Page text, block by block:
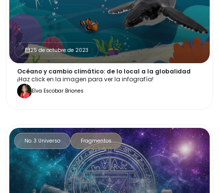
calendar_month25 de octubre de 2023
Océano y cambio climático: de lo local a la globalidad
¡Haz click en la imagen para ver la infografía!
Elva Escobar Briones
No. 3 Universo Fragmentos